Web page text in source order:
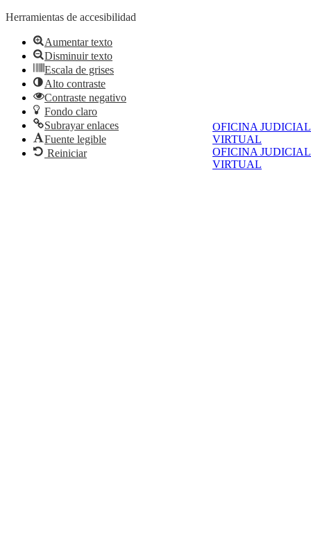
OFICINA JUDICIAL
VIRTUAL
OFICINA JUDICIAL
VIRTUAL
Herramientas de accesibilidad
Aumentar texto
Disminuir texto
Escala de grises
Alto contraste
Contraste negativo
Fondo claro
Subrayar enlaces
Fuente legible
Reiniciar